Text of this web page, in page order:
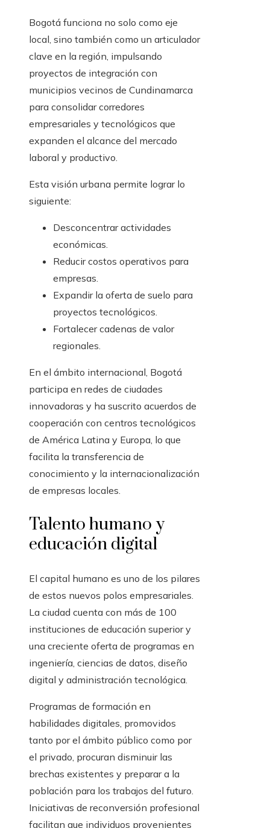
Bogotá funciona no solo como eje
local, sino también como un articulador
clave en la región, impulsando
proyectos de integración con
municipios vecinos de Cundinamarca
para consolidar corredores
empresariales y tecnológicos que
expanden el alcance del mercado
laboral y productivo.
Esta visión urbana permite lograr lo
siguiente:
Desconcentrar actividades
económicas.
Reducir costos operativos para
empresas.
Expandir la oferta de suelo para
proyectos tecnológicos.
Fortalecer cadenas de valor
regionales.
En el ámbito internacional, Bogotá
participa en redes de ciudades
innovadoras y ha suscrito acuerdos de
cooperación con centros tecnológicos
de América Latina y Europa, lo que
facilita la transferencia de
conocimiento y la internacionalización
de empresas locales.
Talento humano y
educación digital
El capital humano es uno de los pilares
de estos nuevos polos empresariales.
La ciudad cuenta con más de 100
instituciones de educación superior y
una creciente oferta de programas en
ingeniería, ciencias de datos, diseño
digital y administración tecnológica.
Programas de formación en
habilidades digitales, promovidos
tanto por el ámbito público como por
el privado, procuran disminuir las
brechas existentes y preparar a la
población para los trabajos del futuro.
Iniciativas de reconversión profesional
facilitan que individuos provenientes